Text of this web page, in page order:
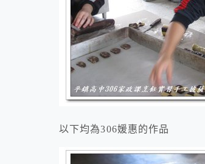
以下均為306媛惠的作品